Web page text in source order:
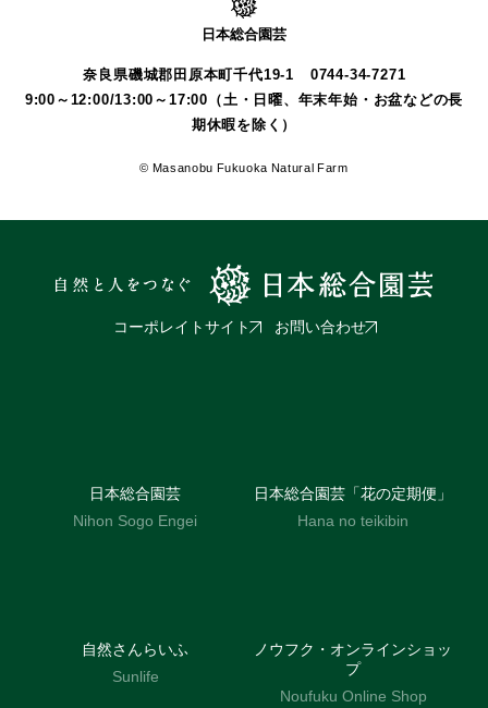
日本総合園芸
奈良県磯城郡田原本町千代19-1
0744-34-7271
9:00～12:00/13:00～17:00（土・日曜、年末年始・お盆などの長
期休暇を除く）
© Masanobu Fukuoka Natural Farm
コーポレイトサイト お問い合わせ
日本総合園芸
Nihon Sogo Engei
日本総合園芸「花の定期便」
Hana no teikibin
自然さんらいふ
Sunlife
ノウフク・オンラインショッ
プ
Noufuku Online Shop